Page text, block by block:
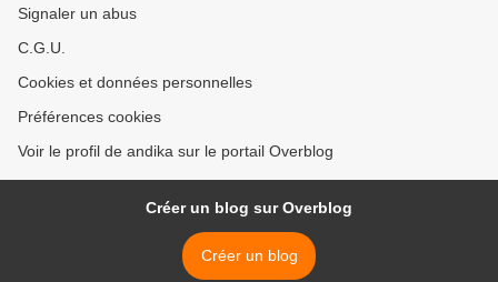
Signaler un abus
C.G.U.
Cookies et données personnelles
Préférences cookies
Voir le profil de andika sur le portail Overblog
Créer un blog sur Overblog
Créer un blog